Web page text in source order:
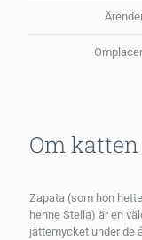
Om katten
Zapata (som hon
henne Stella) är en
jättemycket under de